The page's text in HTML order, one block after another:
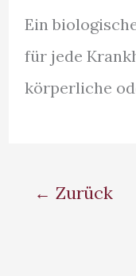
Ein
für jede
körperliche
← Zurück